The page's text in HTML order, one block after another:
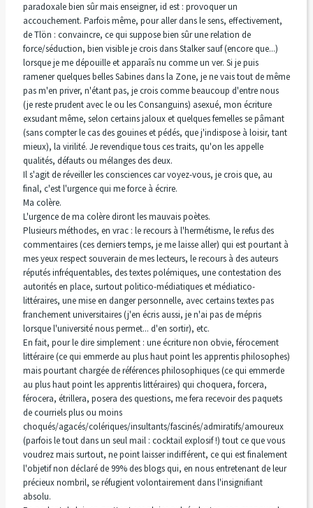
paradoxale bien sûr mais enseigner, id est : provoquer un
accouchement. Parfois même, pour aller dans le sens, effectivement,
de Tlön : convaincre, ce qui suppose bien sûr une relation de
force/séduction, bien visible je crois dans Stalker sauf (encore que...)
lorsque je me dépouille et apparaîs nu comme un ver. Si je puis
ramener quelques belles Sabines dans la Zone, je ne vais tout de même
pas m'en priver, n'étant pas, je crois comme beaucoup d'entre nous
(je reste prudent avec le ou les Consanguins) asexué, mon écriture
exsudant même, selon certains jaloux et quelques femelles se pâmant
(sans compter le cas des gouines et pédés, que j'indispose à loisir, tant
mieux), la virilité. Je revendique tous ces traits, qu'on les appelle
qualités, défauts ou mélanges des deux.
Il s'agit de réveiller les consciences car voyez-vous, je crois que, au
final, c'est l'urgence qui me force à écrire.
Ma colère.
L'urgence de ma colère diront les mauvais poètes.
Plusieurs méthodes, en vrac : le recours à l'hermétisme, le refus des
commentaires (ces derniers temps, je me laisse aller) qui est pourtant à
mes yeux respect souverain de mes lecteurs, le recours à des auteurs
réputés infréquentables, des textes polémiques, une contestation des
autorités en place, surtout politico-médiatiques et médiatico-
littéraires, une mise en danger personnelle, avec certains textes pas
franchement universitaires (j'en écris aussi, je n'ai pas de mépris
lorsque l'université nous permet... d'en sortir), etc.
En fait, pour le dire simplement : une écriture non obvie, férocement
littéraire (ce qui emmerde au plus haut point les apprentis philosophes)
mais pourtant chargée de références philosophiques (ce qui emmerde
au plus haut point les apprentis littéraires) qui choquera, forcera,
férocera, étrillera, posera des questions, me fera recevoir des paquets
de courriels plus ou moins
choqués/agacés/colériques/insultants/fascinés/admiratifs/amoureux
(parfois le tout dans un seul mail : cocktail explosif !) tout ce que vous
voudrez mais surtout, ne point laisser indifférent, ce qui est finalement
l'objetif non déclaré de 99% des blogs qui, en nous entretenant de leur
précieux nombril, se réfugient volontairement dans l'insignifiant
absolu.